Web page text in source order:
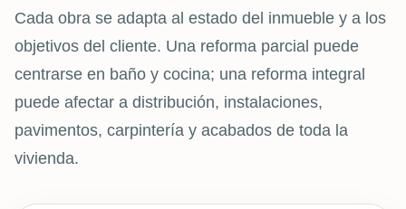
Cada obra se adapta al estado del inmueble y a los
objetivos del cliente. Una reforma parcial puede
centrarse en baño y cocina; una reforma integral
puede afectar a distribución, instalaciones,
pavimentos, carpintería y acabados de toda la
vivienda.